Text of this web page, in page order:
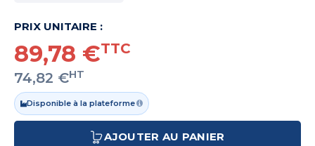
PRIX UNITAIRE :
89,78 €TTC
74,82 €HT
Disponible à la plateforme
AJOUTER AU PANIER